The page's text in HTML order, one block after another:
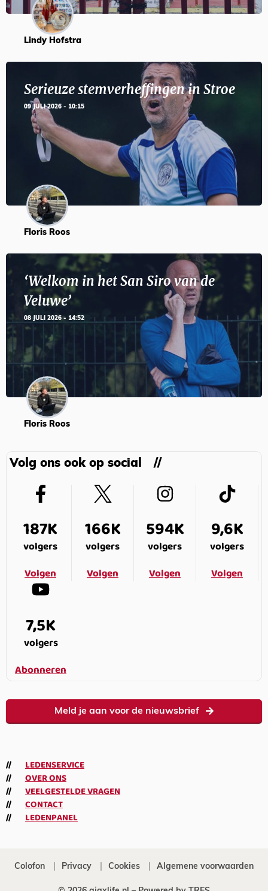
Lindy Hofstra
Serieuze stemverheffingen in Stroe
09 JULI 2026 - 10:15
Floris Roos
‘Welkom in het San Siro van de
Veluwe’
08 JULI 2026 - 14:52
Floris Roos
Volg ons ook op social
187K
volgers
Volgen
166K
volgers
Volgen
594K
volgers
Volgen
9,6K
volgers
Volgen
7,5K
volgers
Abonneren
Meld je aan voor de nieuwsbrief
LEDENSERVICE
OVER ONS
VEELGESTELDE VRAGEN
CONTACT
LEDENPANEL
Colofon Privacy Cookies Algemene voorwaarden